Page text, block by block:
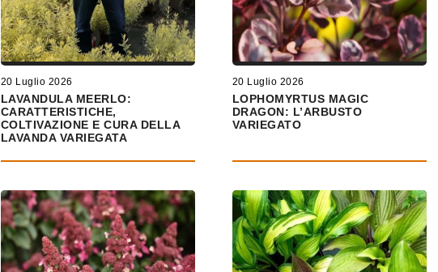
20 Luglio 2026
LAVANDULA MEERLO:
CARATTERISTICHE,
COLTIVAZIONE E CURA DELLA
LAVANDA VARIEGATA
20 Luglio 2026
LOPHOMYRTUS MAGIC
DRAGON: L’ARBUSTO
VARIEGATO